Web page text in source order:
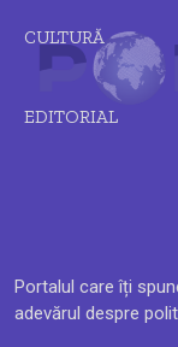
Portalul care îți
adevărul despre
CULTURĂ
EDITORIAL